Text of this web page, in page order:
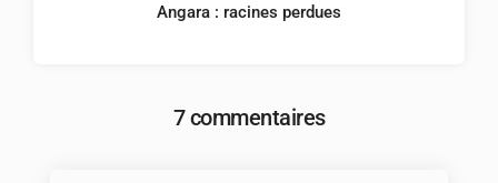
Angara : racines perdues
7 commentaires